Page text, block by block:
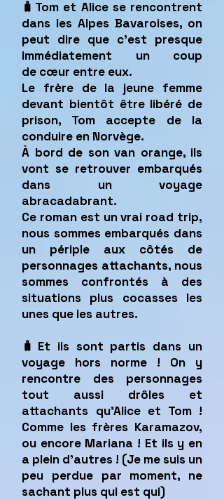
🧳Tom et Alice se rencontrent
dans les Alpes Bavaroises, on
peut dire que c'est presque
immédiatement un coup
de cœur entre eux.
Le frère de la jeune femme
devant bientôt être libéré de
prison, Tom accepte de la
conduire en Norvège.
À bord de son van orange, ils
vont se retrouver embarqués
dans un voyage
abracadabrant.
Ce roman est un vrai road trip,
nous sommes embarqués dans
un périple aux côtés de
personnages attachants, nous
sommes confrontés à des
situations plus cocasses les
unes que les autres.
🧳Et ils sont partis dans un
voyage hors norme ! On y
rencontre des personnages
tout aussi drôles et
attachants qu'Alice et Tom !
Comme les frères Karamazov,
ou encore Mariana ! Et ils y en
a plein d'autres ! (Je me suis un
peu perdue par moment, ne
sachant plus qui est qui)